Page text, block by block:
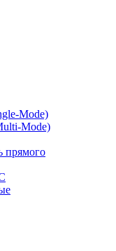
Mode)
Mode)
прямого